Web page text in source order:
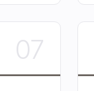
07